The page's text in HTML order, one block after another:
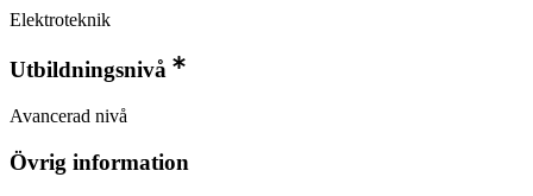
Elektroteknik
Utbildningsnivå
Avancerad nivå
Övrig information